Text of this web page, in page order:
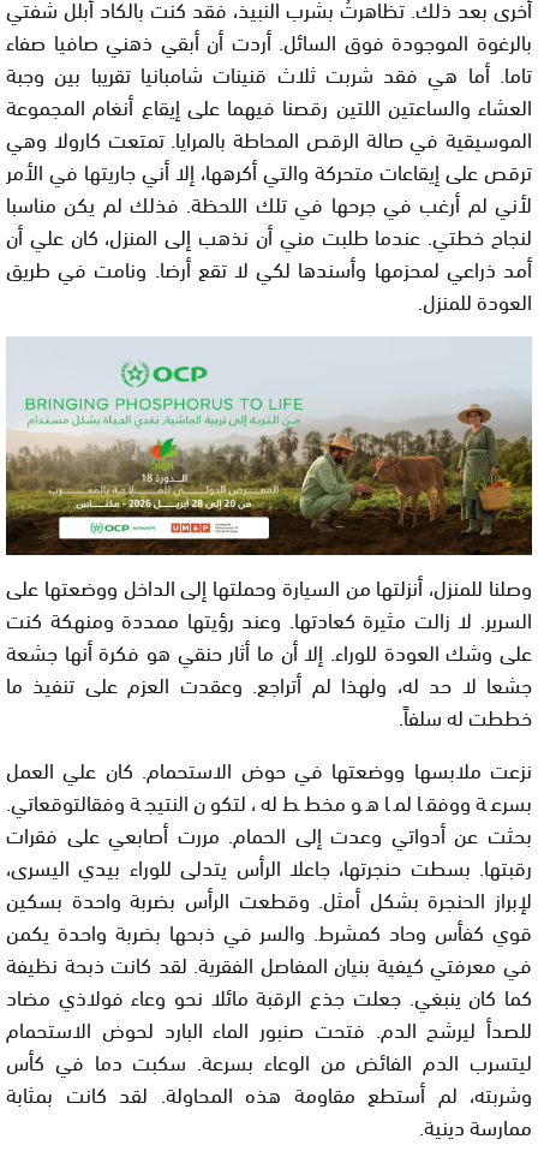
بالرغوة الموجودة فوق السائل. أردت أن أبقي ذهني صافيا صفاء
تاما. أما هي فقد شربت ثلاث قنينات شامبانيا تقريبا بين وجبة
العشاء والساعتين اللتين رقصنا فيهما على إيقاع أنغام المجموعة
الموسيقية في صالة الرقص المحاطة بالمرايا. تمتعت كارولا وهي
ترقص على إيقاعات متحركة والتي أكرهها، إلا أني جاريتها في الأمر
لأني لم أرغب في جرحها في تلك اللحظة. فذلك لم يكن مناسبا
لنجاح خطتي. عندما طلبت مني أن نذهب إلى المنزل، كان علي أن
أمد ذراعي لمحزمها وأسندها لكي لا تقع أرضا. ونامت في طريق
العودة للمنزل.
وصلنا للمنزل، أنزلتها من السيارة وحملتها إلى الداخل ووضعتها على
السرير. لا زالت مثيرة كعادتها. وعند رؤيتها ممددة ومنهكة كنت
على وشك العودة للوراء. إلا أن ما أثار حنقي هو فكرة أنها جشعة
جشعا لا حد له، ولهذا لم أتراجع. وعقدت العزم على تنفيذ ما
خططت له سلفاً.
نزعت ملابسها ووضعتها في حوض الاستحمام. كان علي العمل
بسرعة ووفقا لما هو مخطط له، لتكون النتيجة وفقالتوقعاتي.
بحثت عن أدواتي وعدت إلى الحمام. مررت أصابعي على فقرات
رقبتها. بسطت حنجرتها، جاعلا الرأس يتدلى للوراء بيدي اليسرى،
لإبراز الحنجرة بشكل أمثل. وقطعت الرأس بضربة واحدة بسكين
قوي كفأس وحاد كمشرط. والسر في ذبحها بضربة واحدة يكمن
في معرفتي كيفية بنيان المفاصل الفقرية. لقد كانت ذبحة نظيفة
كما كان ينبغي. جعلت جذع الرقبة مائلا نحو وعاء فولاذي مضاد
للصدأ ليرشح الدم. فتحت صنبور الماء البارد لحوض الاستحمام
ليتسرب الدم الفائض من الوعاء بسرعة. سكبت دما في كأس
وشربته، لم أستطع مقاومة هذه المحاولة. لقد كانت بمثابة
ممارسة دينية.